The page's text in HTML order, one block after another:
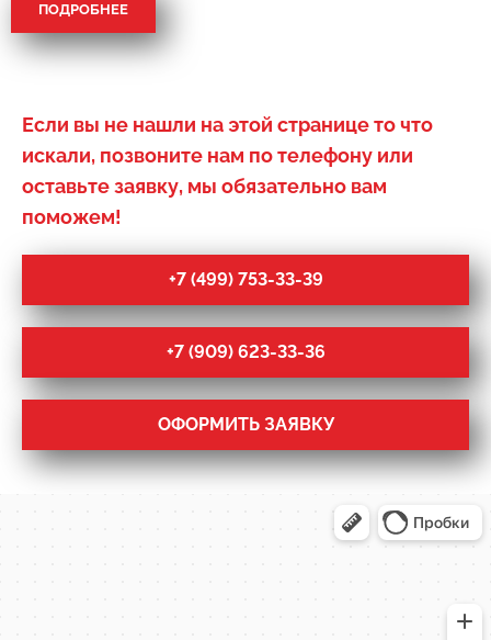
ПОДРОБНЕЕ
Если вы не нашли на этой странице то что
искали, позвоните нам по телефону или
оставьте заявку, мы обязательно вам
поможем!
+7 (499) 753-33-39
+7 (909) 623-33-36
ОФОРМИТЬ ЗАЯВКУ